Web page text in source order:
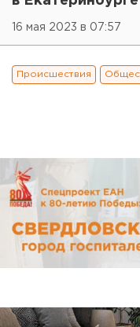
16 мая 2023 в 07:57
Происшествия